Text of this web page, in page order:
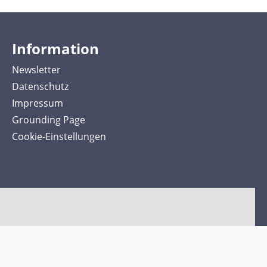
Information
Newsletter
Datenschutz
Impressum
Grounding Page
Cookie-Einstellungen